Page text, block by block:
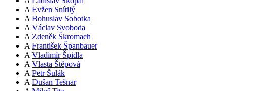
A Evžen Snítilý
A Bohuslav Sobotka
A Václav Svoboda
A Zdeněk Škromach
A František Španbauer
A Vladimír Špidla
A Vlasta Štěpová
A Petr Šulák
A Dušan Tešnar